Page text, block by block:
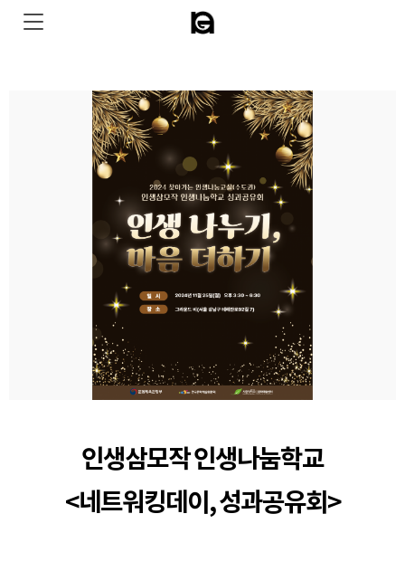
인생삼모작 인생나눔학교
<네트워킹데이, 성과공유회>